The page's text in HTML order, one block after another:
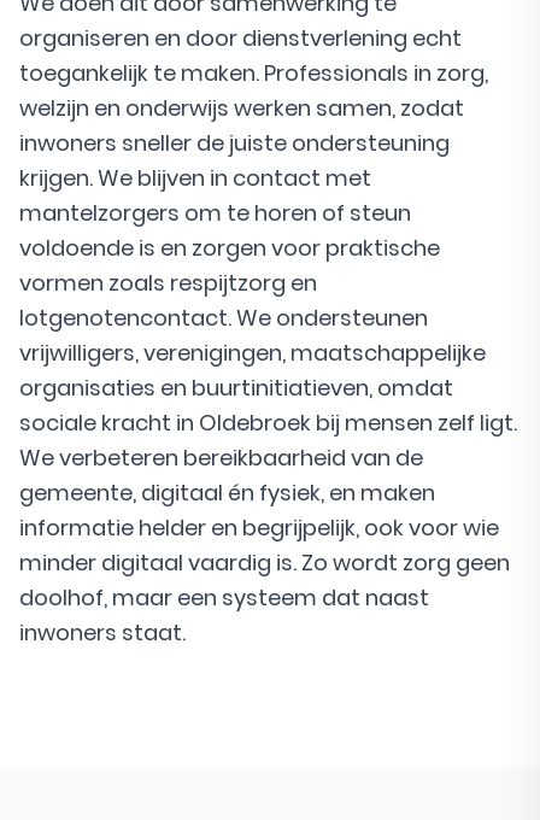
organiseren en door dienstverlening echt
toegankelijk te maken. Professionals in zorg,
welzijn en onderwijs werken samen, zodat
inwoners sneller de juiste ondersteuning
krijgen. We blijven in contact met
mantelzorgers om te horen of steun
voldoende is en zorgen voor praktische
vormen zoals respijtzorg en
lotgenotencontact. We ondersteunen
vrijwilligers, verenigingen, maatschappelijke
organisaties en buurtinitiatieven, omdat
sociale kracht in Oldebroek bij mensen zelf ligt.
We verbeteren bereikbaarheid van de
gemeente, digitaal én fysiek, en maken
informatie helder en begrijpelijk, ook voor wie
minder digitaal vaardig is. Zo wordt zorg geen
doolhof, maar een systeem dat naast
inwoners staat.